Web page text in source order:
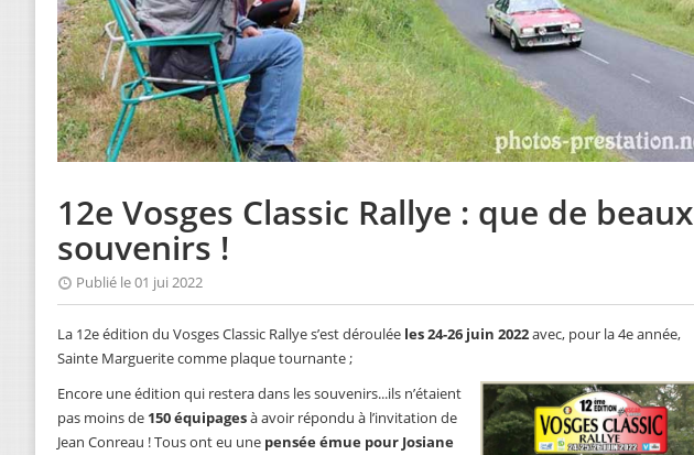
12e Vosges Classic Rallye : que de beaux
souvenirs !
Publié le 01 jui 2022
La 12e édition du Vosges Classic Rallye s’est déroulée les 24-26 juin 2022avec, pour la 4e année,
Sainte Marguerite comme plaque tournante ;
Encore une édition qui restera dans les souvenirs...ils n’étaient
pas moins de 150 équipagesà avoir répondu à l’invitation de
Jean Conreau ! Tous ont eu une pensée émue pour Josiane